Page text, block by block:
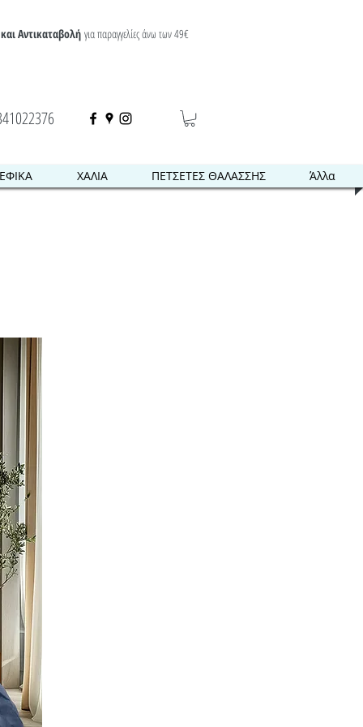
Αντικαταβολή για παραγγελίες άνω των 49€
ΧΑΛΙΑ ΠΕΤΣΕΤΕΣ ΘΑΛΑΣΣΗΣ Άλλα